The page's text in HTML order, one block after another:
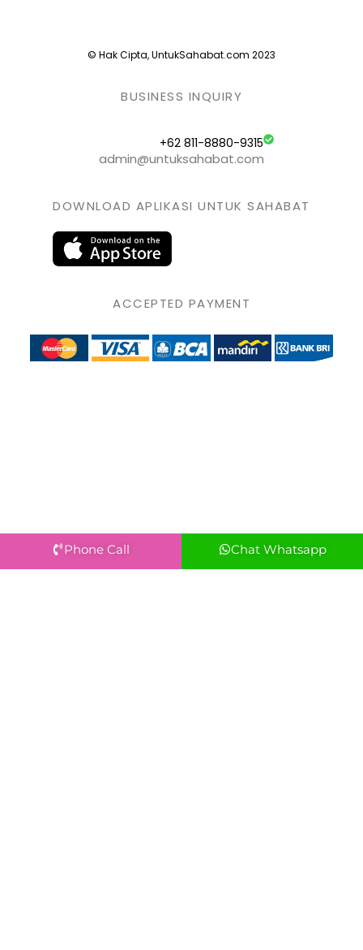
© Hak Cipta, UntukSahabat.com 2023
BUSINESS INQUIRY
+62 811-8880-9315
admin@untuksahabat.com
DOWNLOAD APLIKASI UNTUK SAHABAT
ACCEPTED PAYMENT
Phone Call Chat Whatsapp